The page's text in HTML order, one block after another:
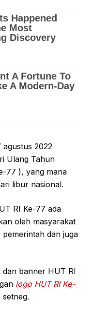
agustus 2022
Ulang Tahun
77 ), yang mana
libur nasional.
RI Ke-77 ada
oleh masyarakat
dan juga
dan banner HUT RI
logo HUT RI Ke-